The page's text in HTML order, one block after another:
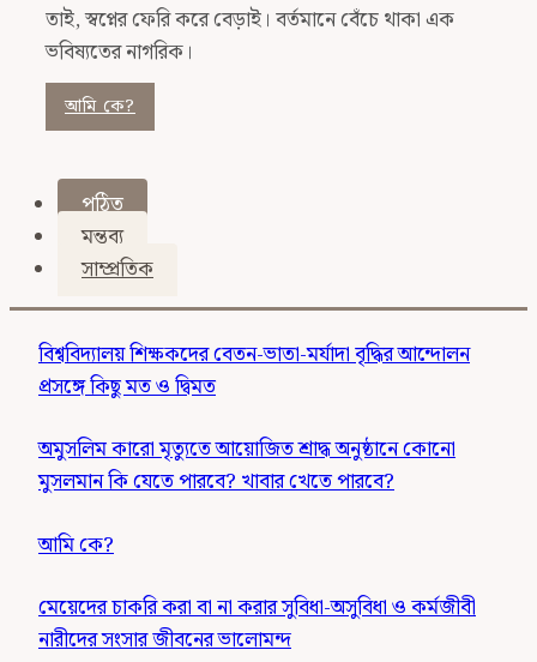
তাই, স্বপ্নের ফেরি করে বেড়াই। বর্তমানে বেঁচে থাকা এক
ভবিষ্যতের নাগরিক।
আমি কে?
পঠিত
মন্তব্য
সাম্প্রতিক
বিশ্ববিদ্যালয় শিক্ষকদের বেতন-ভাতা-মর্যাদা বৃদ্ধির আন্দোলন
প্রসঙ্গে কিছু মত ও দ্বিমত
অমুসলিম কারো মৃত্যুতে আয়োজিত শ্রাদ্ধ অনুষ্ঠানে কোনো
মুসলমান কি যেতে পারবে? খাবার খেতে পারবে?
আমি কে?
মেয়েদের চাকরি করা বা না করার সুবিধা-অসুবিধা ও কর্মজীবী
নারীদের সংসার জীবনের ভালোমন্দ